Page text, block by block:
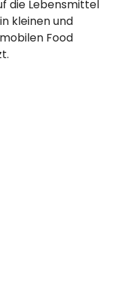
die Lebensmittel
kleinen und
Food